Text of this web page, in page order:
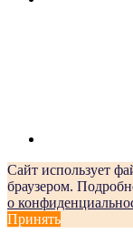
Сайт использует
браузером.
о
Принять